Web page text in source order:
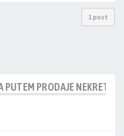
1 post
PUTEM PRODAJE